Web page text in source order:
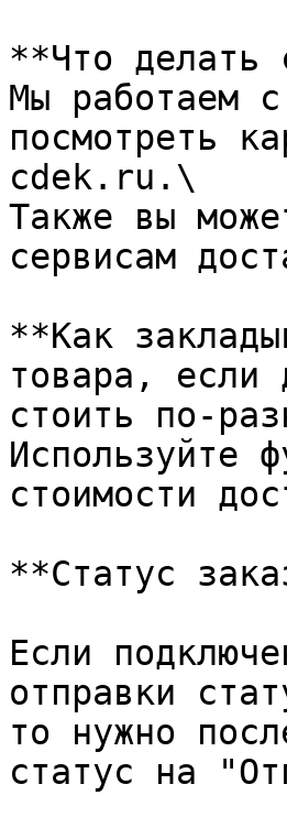
**Что делать
Мы работаем с
посмотреть
cdek.ru.\
Также вы
сервисам
**Как
товара, если
стоить по-
Используйте
стоимости
**Статус
Если
отправки
то нужно
статус на